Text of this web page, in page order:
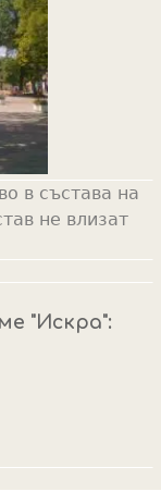
в състава на
не влизат
"Искра":